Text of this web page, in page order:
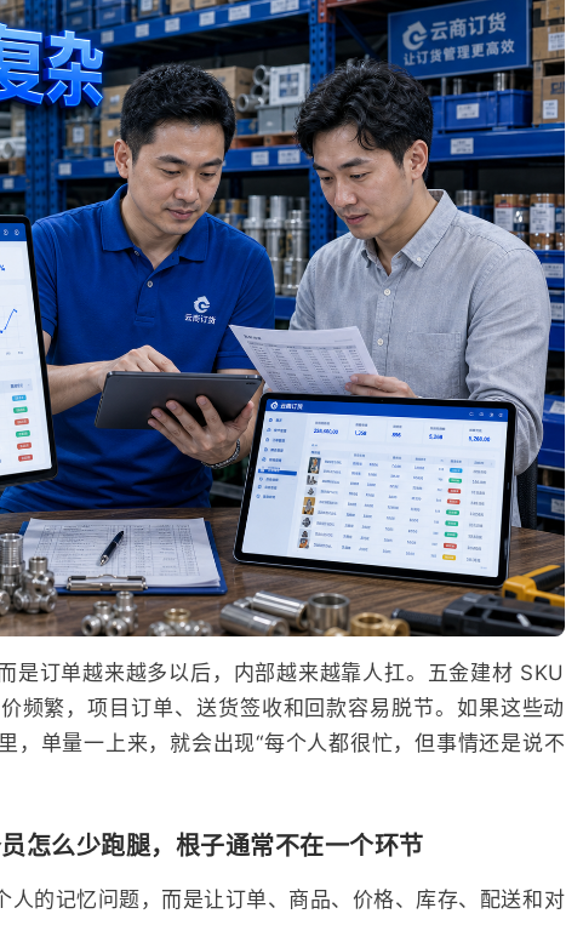
是订单越来越多以后，内部越来越靠人扛。五金建材 SKU
频繁，项目订单、送货签收和回款容易脱节。如果这些动
，单量一上来，就会出现“每个人都很忙，但事情还是说不
怎么少跑腿，根子通常不在一个环节
人的记忆问题，而是让订单、商品、价格、库存、配送和对